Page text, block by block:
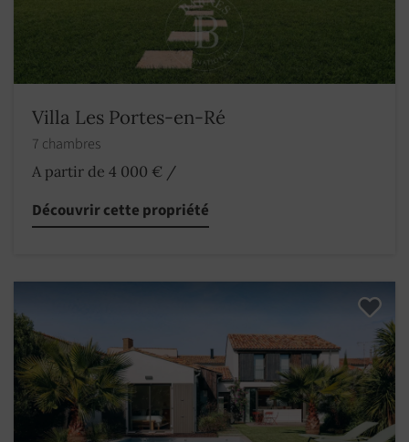
Villa Les Portes-en-Ré
7 chambres
A partir de 4 000 € /
Découvrir cette propriété